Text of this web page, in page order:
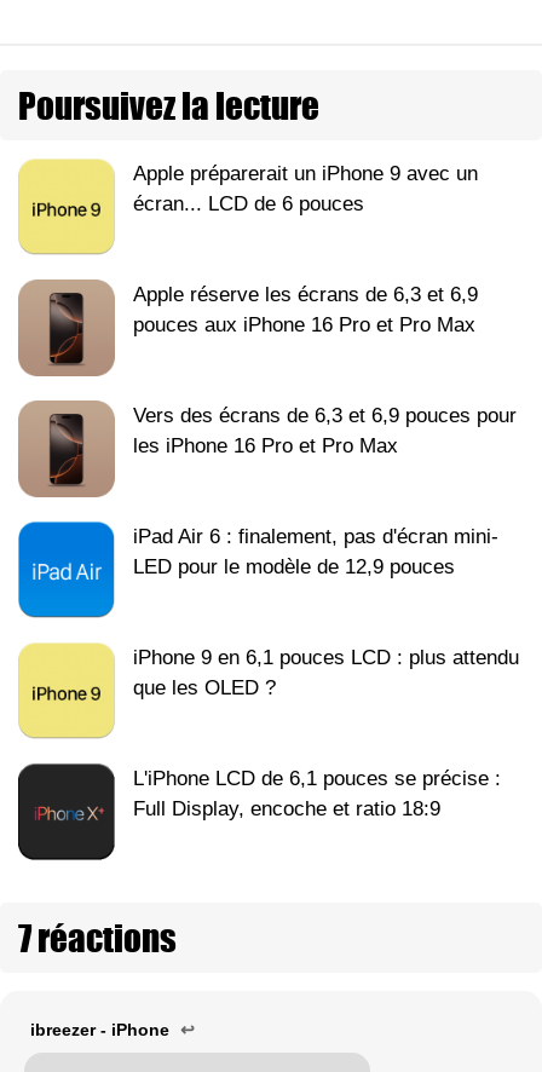
Poursuivez la lecture
Apple préparerait un iPhone 9 avec un
écran... LCD de 6 pouces
Apple réserve les écrans de 6,3 et 6,9
pouces aux iPhone 16 Pro et Pro Max
Vers des écrans de 6,3 et 6,9 pouces pour
les iPhone 16 Pro et Pro Max
iPad Air 6 : finalement, pas d'écran mini-
LED pour le modèle de 12,9 pouces
iPhone 9 en 6,1 pouces LCD : plus attendu
que les OLED ?
L'iPhone LCD de 6,1 pouces se précise :
Full Display, encoche et ratio 18:9
7 réactions
ibreezer - iPhone ↩